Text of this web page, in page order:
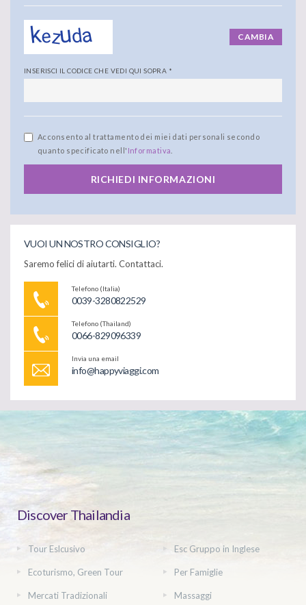
CAMBIA
INSERISCI IL CODICE CHE VEDI QUI SOPRA *
Acconsento al trattamento dei miei dati personali secondo
quanto specificato nell' Informativa
RICHIEDI INFORMAZIONI
VUOI UN NOSTRO CONSIGLIO?
Saremo felici di aiutarti. Contattaci.
Telefono (Italia)
0039-3280822529
Telefono (Thailand)
0066-829096339
Invia una email
info@happyviaggi.com
Discover Thailandia
Tour Eslcusivo Esc Gruppo in Inglese
Ecoturismo, Green Tour Per Famiglie
Mercati Tradizionali Massaggi